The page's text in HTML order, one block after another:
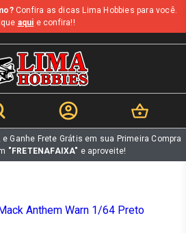
Confira as dicas Lima Hobbies para você.
aqui e confira!!
Ganhe Frete Grátis em sua Primeira Compra
"FRETENAFAIXA" e aproveite!